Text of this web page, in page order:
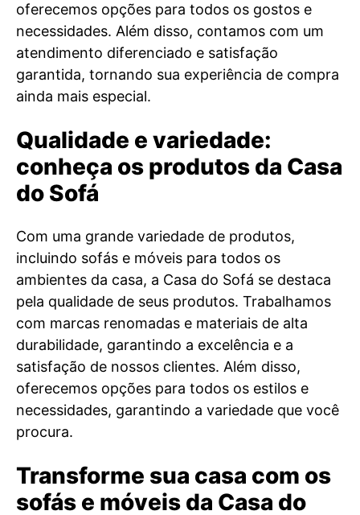
oferecemos opções para todos os gostos e
necessidades. Além disso, contamos com um
atendimento diferenciado e satisfação
garantida, tornando sua experiência de compra
ainda mais especial.
Qualidade e variedade:
conheça os produtos da Casa
do Sofá
Com uma grande variedade de produtos,
incluindo sofás e móveis para todos os
ambientes da casa, a Casa do Sofá se destaca
pela qualidade de seus produtos. Trabalhamos
com marcas renomadas e materiais de alta
durabilidade, garantindo a excelência e a
satisfação de nossos clientes. Além disso,
oferecemos opções para todos os estilos e
necessidades, garantindo a variedade que você
procura.
Transforme sua casa com os
sofás e móveis da Casa do